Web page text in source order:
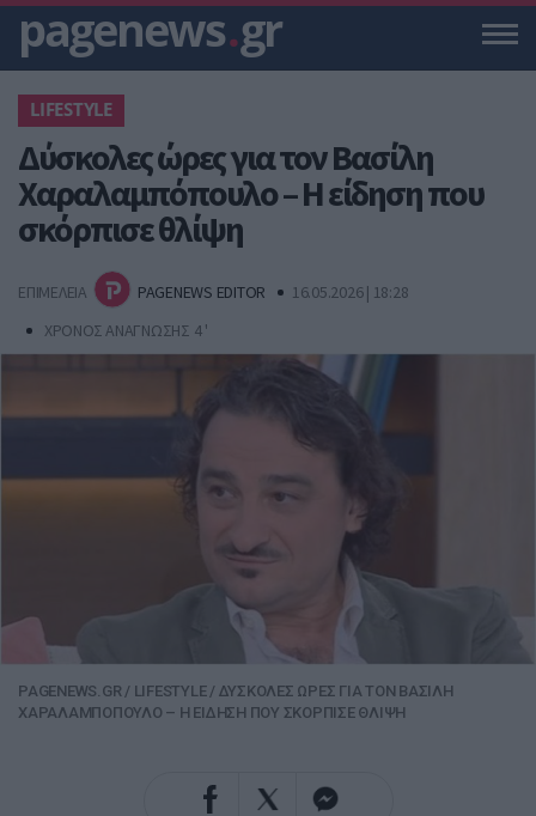
pagenews.gr
LIFESTYLE
Δύσκολες ώρες για τον Βασίλη
Χαραλαμπόπουλο – Η είδηση που
σκόρπισε θλίψη
ΕΠΙΜΕΛΕΙΑ PAGENEWS EDITOR
16.05.2026 | 18:28
ΧΡΟΝΟΣ ΑΝΑΓΝΩΣΗΣ 4 '
PAGENEWS.GR / LIFESTYLE/ ΔΥΣΚΟΛΕΣ ΩΡΕΣ ΓΙΑ ΤΟΝ ΒΑΣΙΛΗ
ΧΑΡΑΛΑΜΠΟΠΟΥΛΟ – Η ΕΙΔΗΣΗ ΠΟΥ ΣΚΟΡΠΙΣΕ ΘΛΙΨΗ